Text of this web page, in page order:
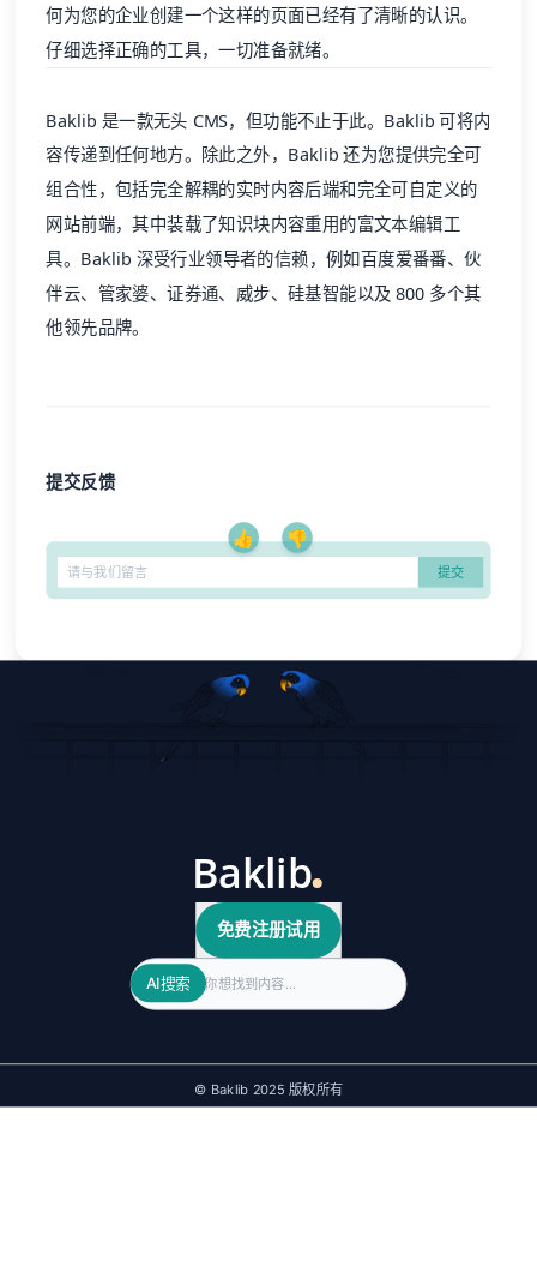
何为您的企业创建一个这样的页面已经有了清晰的认识。
仔细选择正确的工具，一切准备就绪。
Baklib 是一款无头 CMS，但功能不止于此。 Baklib 可将内
容传递到任何地方。除此之外， Baklib 还为您提供完全可
组合性，包括完全解耦的实时内容后端和完全可自定义的
网站前端，其中装载了知识块内容重用的富文本编辑工
具。 Baklib 深受行业领导者的信赖，例如百度爱番番、伙
伴云、管家婆、证券通、威步、硅基智能以及 800 多个其
他领先品牌。
提交反馈
👍 👎
免费注册试用
Search
AI搜索
© Baklib 2025 版权所有